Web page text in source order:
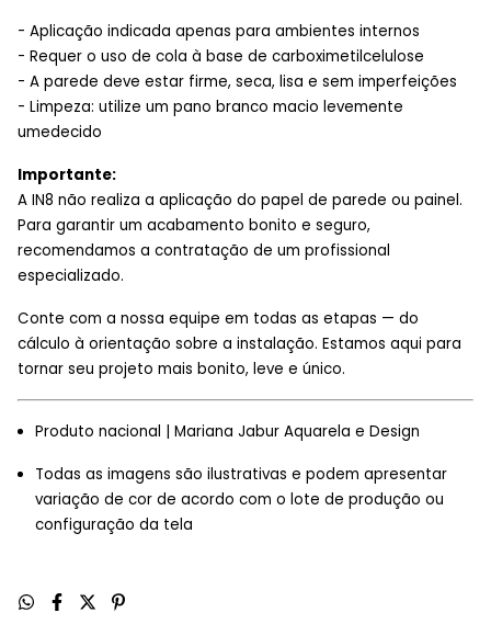
- Aplicação indicada apenas para ambientes internos
- Requer o uso de cola à base de carboximetilcelulose
- A parede deve estar firme, seca, lisa e sem imperfeições
- Limpeza: utilize um pano branco macio levemente
umedecido
Importante:
A IN8 não realiza a aplicação do papel de parede ou painel.
Para garantir um acabamento bonito e seguro,
recomendamos a contratação de um profissional
especializado.
Conte com a nossa equipe em todas as etapas — do
cálculo à orientação sobre a instalação. Estamos aqui para
tornar seu projeto mais bonito, leve e único.
Produto nacional | Mariana Jabur Aquarela e Design
Todas as imagens são ilustrativas e podem apresentar
variação de cor de acordo com o lote de produção ou
configuração da tela